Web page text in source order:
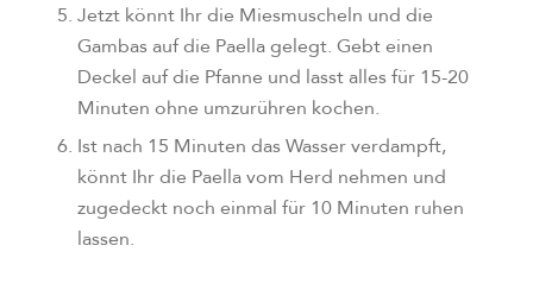
Jetzt könnt Ihr die Miesmuscheln und die
Gambas auf die Paella gelegt. Gebt einen
Deckel auf die Pfanne und lasst alles für 15-20
Minuten ohne umzurühren kochen.
Ist nach 15 Minuten das Wasser verdampft,
könnt Ihr die Paella vom Herd nehmen und
zugedeckt noch einmal für 10 Minuten ruhen
lassen.